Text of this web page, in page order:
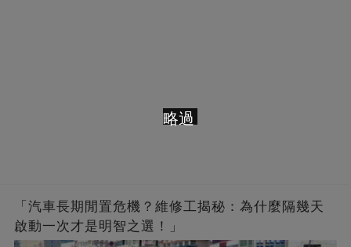
「汽車長期閒置危機？維修工揭秘：為什麼隔幾天
啟動一次才是明智之選！」
略過